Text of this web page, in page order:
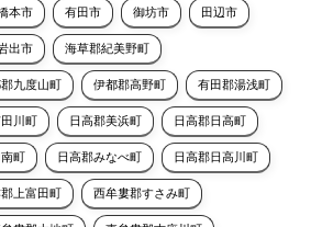
本市 有田市 御坊市 田辺市
出市 海草郡紀美野町
九度山町 伊都郡高野町 有田郡湯浅町
川町 日高郡美浜町 日高郡日高町
町 日高郡みなべ町 日高郡日高川町
上富田町 西牟婁郡すさみ町